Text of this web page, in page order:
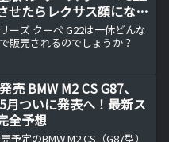
せたらレクサス顔になっ
ーズ クーペ G22は一体どんな
販売されるのでしょうか？
売 BMW M2 CS G87、
月ついに発表へ！最新ス
全予想
予定のBMW M2 CS（G87型）